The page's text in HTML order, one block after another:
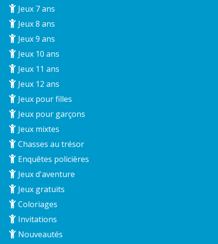
Jeux 7 ans
Jeux 8 ans
Jeux 9 ans
Jeux 10 ans
Jeux 11 ans
Jeux 12 ans
Jeux pour filles
Jeux pour garçons
Jeux mixtes
Chasses au trésor
Enquêtes policières
Jeux d'aventure
Jeux gratuits
Coloriages
Invitations
Nouveautés